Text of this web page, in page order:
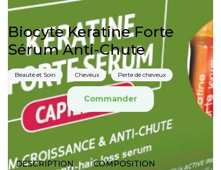
Biocyte Keratine Forte
Sérum Anti-Chute
Beauté et Soin Cheveux Perte de cheveux
Commander
DESCRIPTION COMPOSITION